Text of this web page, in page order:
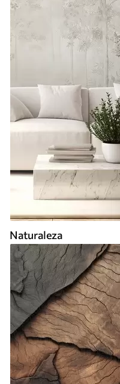
Naturaleza